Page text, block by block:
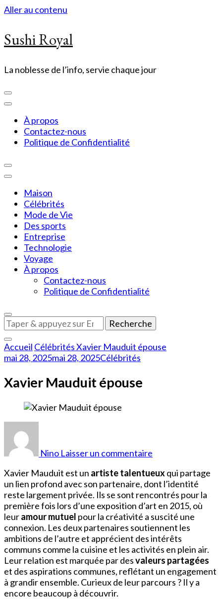
Aller au contenu
Sushi Royal
La noblesse de l’info, servie chaque jour
À propos
Contactez-nous
Politique de Confidentialité
Maison
Célébrités
Mode de Vie
Des sports
Entreprise
Technologie
Voyage
À propos
Contactez-nous
Politique de Confidentialité
Vous
recherchiez
quelque
chose
?
Accueil CélébritésXavier Mauduit épouse
mai 28, 2025mai 28, 2025Célébrités
Xavier Mauduit épouse
Nino Laisser un commentaire
épouse
Xavier Mauduit est un artiste talentueuxqui partage
un lien profond avec son partenaire, dont l’identité
reste largement privée. Ils se sont rencontrés pour la
première fois lors d’une exposition d’art en 2015, où
leuramour mutuel pour la créativité a suscité une
connexion. Les deux partenaires soutiennent les
ambitions de l’autre et apprécient des intérêts
communs comme la cuisine et les activités en plein air.
Leur relation est marquée par desvaleurs partagées
et des aspirations communes, reflétant un engagement
à grandir ensemble. Curieux de leur parcours ? Il y a
encore beaucoup à découvrir.